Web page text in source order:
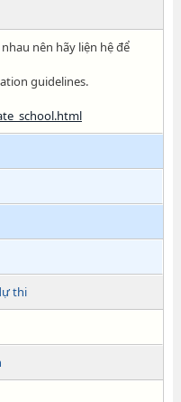
nên hãy liện hệ để
guidelines.
thi